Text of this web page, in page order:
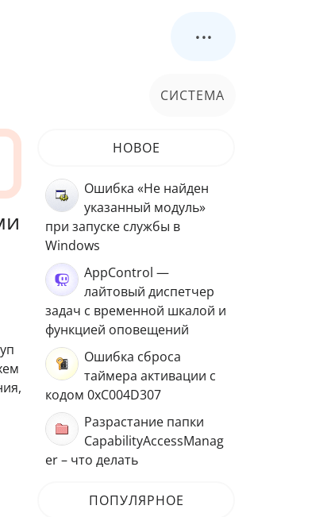
...
СИСТЕМА
НОВОЕ
Ошибка «Не найден
указанный модуль»
при запуске службы в
Windows
AppControl —
лайтовый диспетчер
задач с временной шкалой и
функцией оповещений
Ошибка сброса
таймера активации с
кодом 0xC004D307
Разрастание папки
CapabilityAccessManag
er – что делать
ПОПУЛЯРНОЕ